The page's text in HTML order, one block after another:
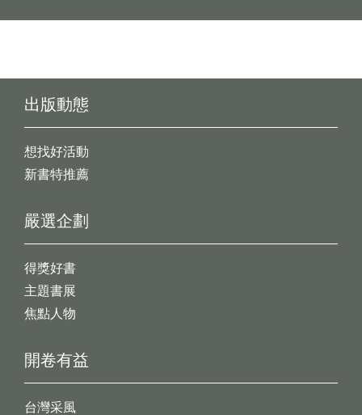
出版動態
想找好活動
新書特推薦
開卷有益
台灣采風
嚴選企劃
得獎好書
主題書展
焦點人物